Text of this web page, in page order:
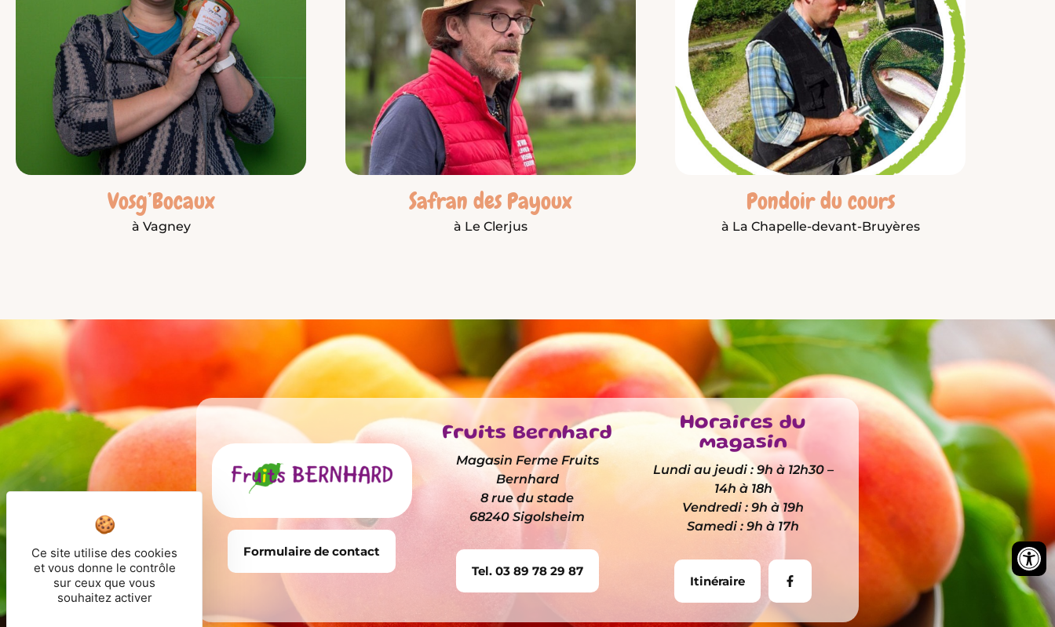
Vosg’Bocaux
à Vagney
Safran des Payoux
à Le Clerjus
Pondoir du cours
à La Chapelle-devant-Bruyères
Formulaire de contact
Fruits Bernhard
Magasin Ferme Fruits
Bernhard
8 rue du stade
68240 Sigolsheim
Tel. 03 89 78 29 87
Horaires du
magasin
Lundi au jeudi : 9h à 12h30 –
14h à 18h
Vendredi : 9h à 19h
Samedi : 9h à 17h
Itinéraire
Ce site utilise des cookies
et vous donne le contrôle
sur ceux que vous
souhaitez activer